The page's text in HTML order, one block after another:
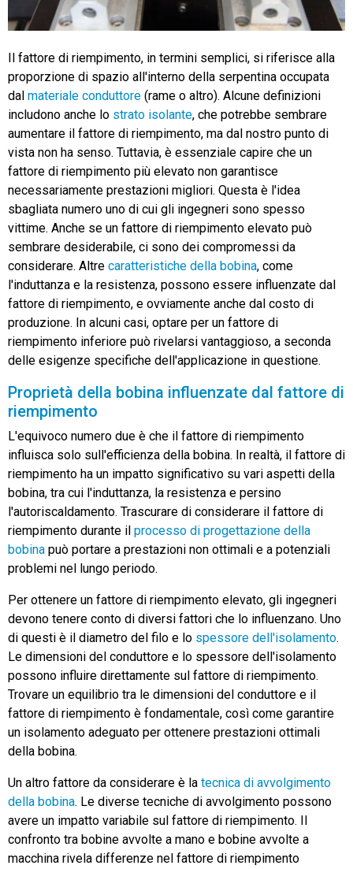
Il fattore di riempimento, in termini semplici, si riferisce alla
proporzione di spazio all'interno della serpentina occupata
dal materiale conduttore (rame o altro). Alcune definizioni
includono anche lo strato isolante, che potrebbe sembrare
aumentare il fattore di riempimento, ma dal nostro punto di
vista non ha senso. Tuttavia, è essenziale capire che un
fattore di riempimento più elevato non garantisce
necessariamente prestazioni migliori. Questa è l'idea
sbagliata numero uno di cui gli ingegneri sono spesso
vittime. Anche se un fattore di riempimento elevato può
sembrare desiderabile, ci sono dei compromessi da
considerare. Altre caratteristiche della bobina, come
l'induttanza e la resistenza, possono essere influenzate dal
fattore di riempimento, e ovviamente anche dal costo di
produzione. In alcuni casi, optare per un fattore di
riempimento inferiore può rivelarsi vantaggioso, a seconda
delle esigenze specifiche dell'applicazione in questione.
Proprietà della bobina influenzate dal fattore di
riempimento
L'equivoco numero due è che il fattore di riempimento
influisca solo sull'efficienza della bobina. In realtà, il fattore di
riempimento ha un impatto significativo su vari aspetti della
bobina, tra cui l'induttanza, la resistenza e persino
l'autoriscaldamento. Trascurare di considerare il fattore di
riempimento durante il processo di progettazione della
bobina può portare a prestazioni non ottimali e a potenziali
problemi nel lungo periodo.
Per ottenere un fattore di riempimento elevato, gli ingegneri
devono tenere conto di diversi fattori che lo influenzano. Uno
di questi è il diametro del filo e lo spessore dell'isolamento.
Le dimensioni del conduttore e lo spessore dell'isolamento
possono influire direttamente sul fattore di riempimento.
Trovare un equilibrio tra le dimensioni del conduttore e il
fattore di riempimento è fondamentale, così come garantire
un isolamento adeguato per ottenere prestazioni ottimali
della bobina.
Un altro fattore da considerare è la tecnica di avvolgimento
della bobina. Le diverse tecniche di avvolgimento possono
avere un impatto variabile sul fattore di riempimento. Il
confronto tra bobine avvolte a mano e bobine avvolte a
macchina rivela differenze nel fattore di riempimento